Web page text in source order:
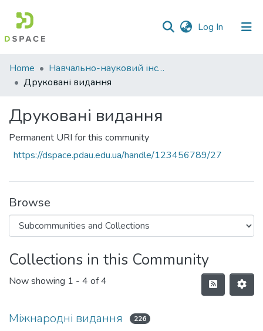
Log In (current)
Communities
&
All of DSpace
Statistics
Home
Навчально-науковий інститут економіки, управління, права та інформаційних технологій
Друковані видання
Друковані видання
Permanent URI for this community
https://dspace.pdau.edu.ua/handle/123456789/27
Browse
Collections in this Community
Now showing 1 - 4 of 4
Міжнародні видання 226